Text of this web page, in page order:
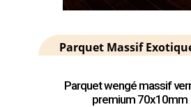
Parquet Massif
Parquet wengé massif
premium 70x10mm